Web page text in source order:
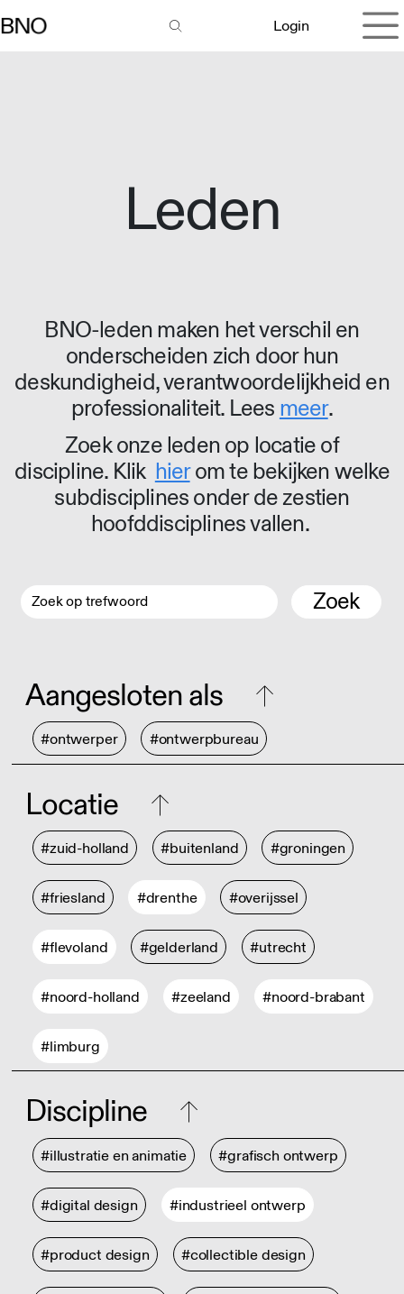
Login
Leden
BNO-leden maken het verschil en
onderscheiden zich door hun
deskundigheid, verantwoordelijkheid en
professionaliteit. Lees meer.
Zoek onze leden op locatie of
discipline. Klik hierom te bekijken welke
subdisciplines onder de zestien
hoofddisciplines vallen.
Zoek
Aangesloten als
#ontwerper #ontwerpbureau
Locatie
#zuid-holland #buitenland #groningen
#friesland #drenthe #overijssel
#flevoland #gelderland #utrecht
#noord-holland #zeeland #noord-brabant
#limburg
Discipline
#illustratie en animatie #grafisch ontwerp
#digital design #industrieel ontwerp
#product design #collectible design